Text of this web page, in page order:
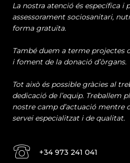
La nostra atenció és específica i
assessorament sociosanitari,
forma gratuïta.
També duem a terme projectes
i foment de la donació d’òrgans.
Tot això és possible gràcies al
dedicació de l’equip. Treballem
nostre camp d’actuació mentre
servei especialitzat i de qualitat.
+34 973 241 041